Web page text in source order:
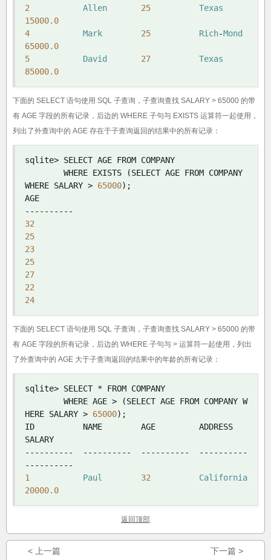
2
Allen 25
Texas
15000.0
4
Mark 25 Rich-Mond
65000.0
5
David 27
Texas
85000.0
下面的 SELECT 语句使用 SQL 子查询，子查询查找 SALARY > 65000 的带
有 AGE 字段的所有记录，后边的 WHERE 子句与 EXISTS 运算符一起使用，
列出了外查询中的 AGE 存在于子查询返回的结果中的所有记录：
sqlite> SELECT AGE FROM COMPANY
        WHERE EXISTS
(SELECT AGE FROM COMPANY
WHERE SALARY > 65000);
----------
32
25
23
25
27
22
24
下面的 SELECT 语句使用 SQL 子查询，子查询查找 SALARY > 65000 的带
有 AGE 字段的所有记录，后边的 WHERE 子句与 > 运算符一起使用，列出
了外查询中的 AGE 大于子查询返回的结果中的年龄的所有记录：
sqlite> SELECT * FROM COMPANY
        WHERE AGE
> (SELECT AGE FROM COMPANY W
HERE SALARY > 65000);
ID          NAME        AGE         ADDRESS
----------
---------- ----------
----------
----------
1
Paul 32
California
20000.0
返回顶部
< 上一篇 下一篇 >